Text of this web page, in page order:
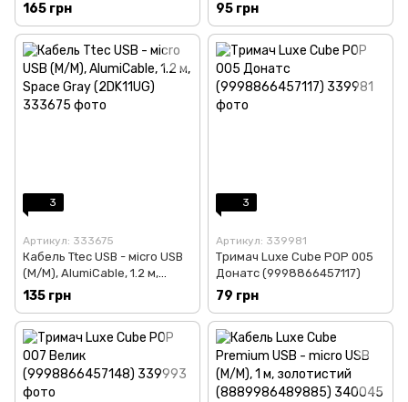
165 грн 95 грн
3
Артикул: 333675
Кабель Ttec USB - мicro USB
(M/M), AlumiCable, 1.2 м,
Space Gray (2DK11UG)
135 грн
3
Артикул: 339981
Тримач Luxe Cube POP 005
Донатс (9998866457117)
79 грн